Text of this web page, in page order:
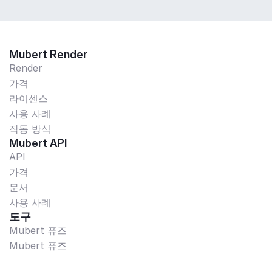
Mubert Render
Render
가격
라이센스
사용 사례
작동 방식
Mubert API
API
가격
문서
사용 사례
도구
Mubert 퓨즈
Mubert 퓨즈